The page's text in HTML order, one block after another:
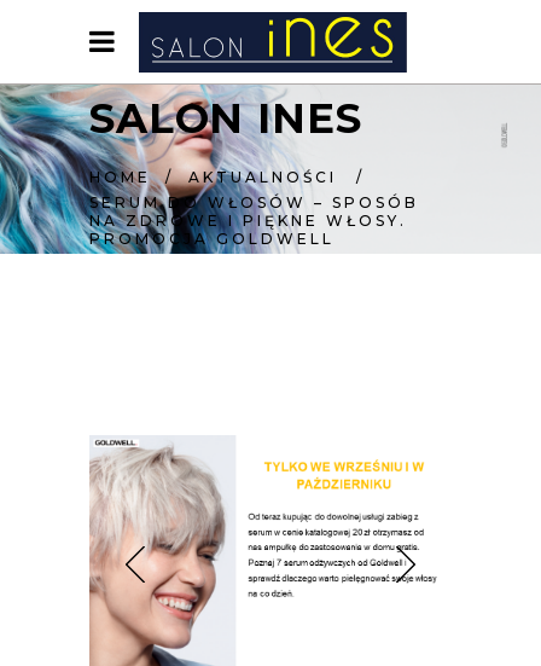
SALON INES
HOME/AKTUALNOŚCI
/
SERUM DO WŁOSÓW – SPOSÓB
NA ZDROWE I PIĘKNE WŁOSY.
PROMOCJA GOLDWELL